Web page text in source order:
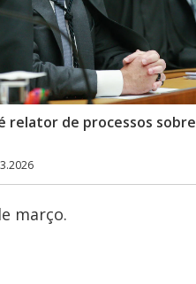
relator de processos sobre
março.